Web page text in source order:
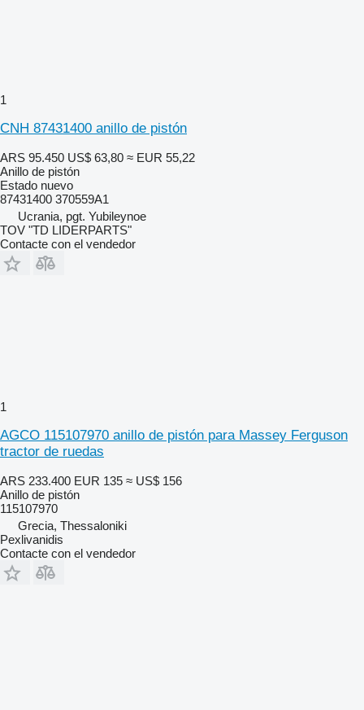
1
CNH 87431400 anillo de pistón
ARS 95.450 US$ 63,80 ≈ EUR 55,22
Anillo de pistón
Estado nuevo
87431400 370559A1
Ucrania, pgt. Yubileynoe
TOV "TD LIDERPARTS"
Contacte con el vendedor
1
AGCO 115107970 anillo de pistón para Massey Ferguson
tractor de ruedas
ARS 233.400 EUR 135 ≈ US$ 156
Anillo de pistón
115107970
Grecia, Thessaloniki
Pexlivanidis
Contacte con el vendedor